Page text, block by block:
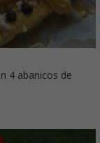
4 abanicos de